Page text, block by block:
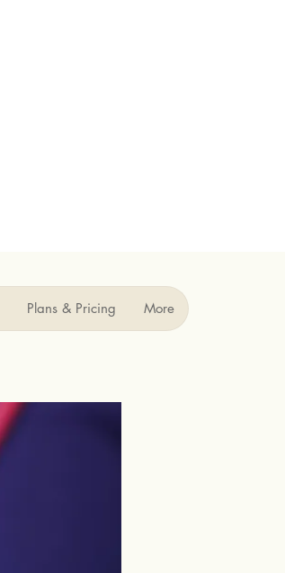
Plans & Pricing More